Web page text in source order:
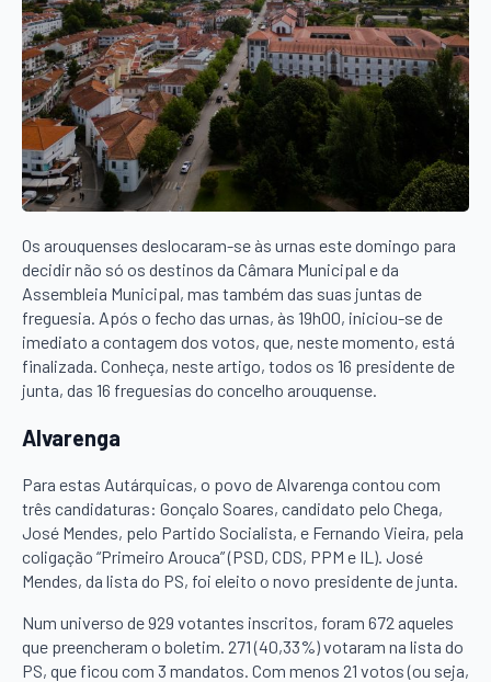
Os arouquenses deslocaram-se às urnas este domingo para
decidir não só os destinos da Câmara Municipal e da
Assembleia Municipal, mas também das suas juntas de
freguesia. Após o fecho das urnas, às 19h00, iniciou-se de
imediato a contagem dos votos, que, neste momento, está
finalizada. Conheça, neste artigo, todos os 16 presidente de
junta, das 16 freguesias do concelho arouquense.
Alvarenga
Para estas Autárquicas, o povo de Alvarenga contou com
três candidaturas: Gonçalo Soares, candidato pelo Chega,
José Mendes, pelo Partido Socialista, e Fernando Vieira, pela
coligação “Primeiro Arouca” (PSD, CDS, PPM e IL). José
Mendes, da lista do PS, foi eleito o novo presidente de junta.
Num universo de 929 votantes inscritos, foram 672 aqueles
que preencheram o boletim. 271 (40,33%) votaram na lista do
PS, que ficou com 3 mandatos. Com menos 21 votos (ou seja,